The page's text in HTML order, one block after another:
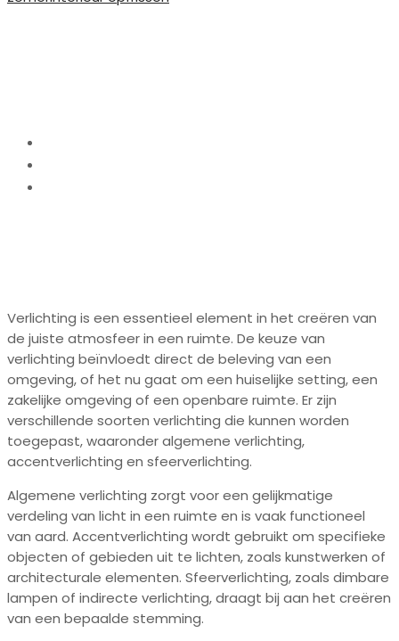
Verlichting is een essentieel element in het creëren van
de juiste atmosfeer in een ruimte. De keuze van
verlichting beïnvloedt direct de beleving van een
omgeving, of het nu gaat om een huiselijke setting, een
zakelijke omgeving of een openbare ruimte. Er zijn
verschillende soorten verlichting die kunnen worden
toegepast, waaronder algemene verlichting,
accentverlichting en sfeerverlichting.
Algemene verlichting zorgt voor een gelijkmatige
verdeling van licht in een ruimte en is vaak functioneel
van aard. Accentverlichting wordt gebruikt om specifieke
objecten of gebieden uit te lichten, zoals kunstwerken of
architecturale elementen. Sfeerverlichting, zoals dimbare
lampen of indirecte verlichting, draagt bij aan het creëren
van een bepaalde stemming.